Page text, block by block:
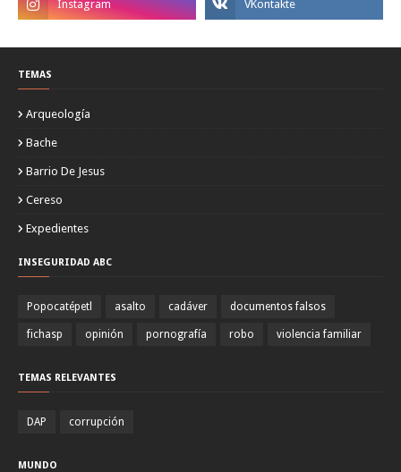
TEMAS
Arqueología
Bache
Barrio De Jesus
Cereso
Expedientes
INSEGURIDAD ABC
Popocatépetl asalto cadáver documentos falsos
fichasp opinión pornografía robo violencia familiar
TEMAS RELEVANTES
DAP corrupción
MUNDO